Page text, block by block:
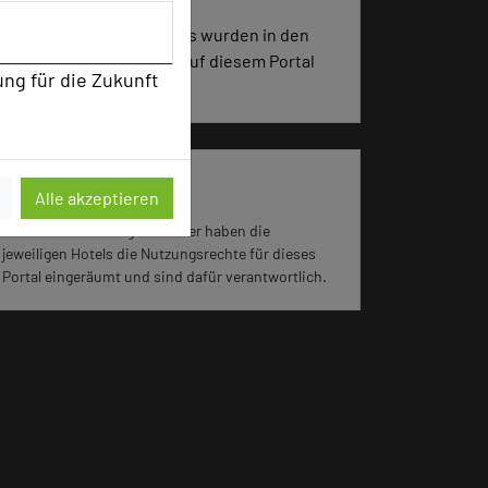
für die Zukunft
Alle akzeptieren
1852 Seiten dieses Hotels wurden in den
vergangenen 30 Tagen auf diesem Portal
aufgerufen.
Für die Verwendung der Bilder haben die
jeweiligen Hotels die Nutzungsrechte für dieses
Portal eingeräumt und sind dafür verantwortlich.